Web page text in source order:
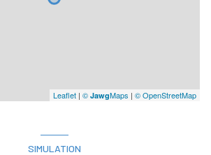
Leaflet | © JawgMaps | © OpenStreetMap
SIMULATION